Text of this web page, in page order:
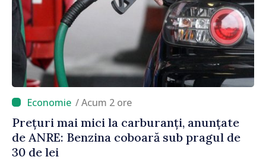
/ Acum 2 ore
Prețuri mai mici la carburanți, anunțate
de ANRE: Benzina coboară sub pragul de
30 de lei